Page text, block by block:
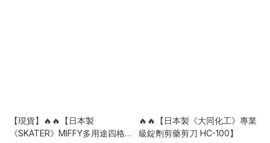
【現貨】🔥🔥【日本製
《SKATER》MIFFY多用途四格
🔥🔥【日本製《大同化工》專業
級錠劑剪藥剪刀 HC-100】